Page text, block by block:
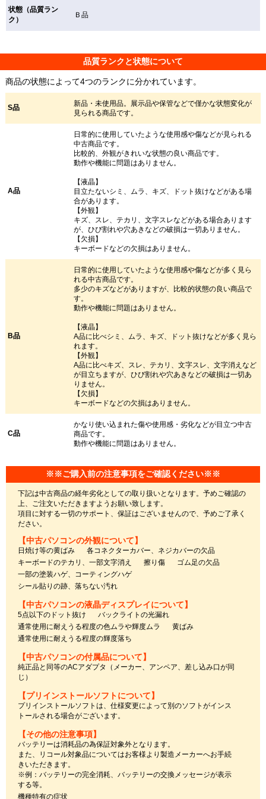
状態（品質ラン
ク）
Ｂ品
品質ランクと状態について
商品の状態によって4つのランクに分かれています。
S品
新品・未使用品。展示品や保管などで僅かな状態変化が
見られる商品です。
A品
日常的に使用していたような使用感や傷などが見られる
中古商品です。
比較的、外観がきれいな状態の良い商品です。
動作や機能に問題はありません。
【液晶】
目立たないシミ、ムラ、キズ、ドット抜けなどがある場
合があります。
【外観】
キズ、スレ、テカリ、文字スレなどがある場合あります
が、ひび割れや穴あきなどの破損は一切ありません。
【欠損】
キーボードなどの欠損はありません。
B品
日常的に使用していたような使用感や傷などが多く見ら
れる中古商品です。
多少のキズなどがありますが、比較的状態の良い商品で
す。
動作や機能に問題はありません。
【液晶】
A品に比べシミ、ムラ、キズ、ドット抜けなどが多く見ら
れます。
【外観】
A品に比べキズ、スレ、テカリ、文字スレ、文字消えなど
が目立ちますが、ひび割れや穴あきなどの破損は一切あ
りません。
【欠損】
キーボードなどの欠損はありません。
C品
かなり使い込まれた傷や使用感・劣化などが目立つ中古
商品です。
動作や機能に問題はありません。
※※ご購入前の注意事項をご確認ください※※
下記は中古商品の経年劣化としての取り扱いとなります。予めご確認の
上、ご注文いただきますようお願い致します。
項目に対する一切のサポート、保証はございませんので、予めご了承く
ださい。
【中古パソコンの外観について】
日焼け等の黄ばみ
各コネクターカバー、ネジカバーの欠品
キーボードのテカリ、一部文字消え
擦り傷
ゴム足の欠品
一部の塗装ハゲ、コーティングハゲ
シール貼りの跡、落ちない汚れ
【中古パソコンの液晶ディスプレイについて】
5点以下のドット抜け
バックライトの光漏れ
通常使用に耐えうる程度の色ムラや輝度ムラ
黄ばみ
通常使用に耐えうる程度の輝度落ち
【中古パソコンの付属品について】
純正品と同等のACアダプタ（メーカー、アンペア、差し込み口が同
じ）
【プリインストールソフトについて】
プリインストールソフトは、仕様変更によって別のソフトがインス
トールされる場合がございます。
【その他の注意事項】
バッテリーは消耗品の為保証対象外となります。
また、リコール対象品についてはお客様より製造メーカーへお手続
きいただきます。
※例：バッテリーの完全消耗、バッテリーの交換メッセージが表示
する等。
機種特有の症状